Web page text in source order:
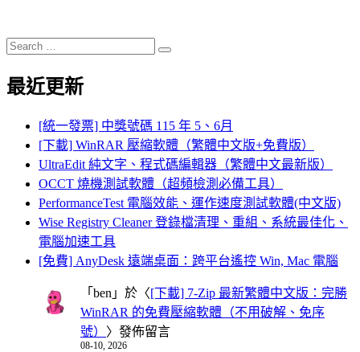
Search
for:
Search
最近更新
[統一發票] 中獎號碼 115 年 5、6月
[下載] WinRAR 壓縮軟體（繁體中文版+免費版）
UltraEdit 純文字、程式碼編輯器（繁體中文最新版）
OCCT 燒機測試軟體（超頻檢測必備工具）
PerformanceTest 電腦效能、運作速度測試軟體(中文版)
Wise Registry Cleaner 登錄檔清理、重組、系統最佳化、
電腦加速工具
[免費] AnyDesk 遠端桌面：跨平台遙控 Win, Mac 電腦
「 ben 」於〈[下載] 7-Zip 最新繁體中文版：完勝
WinRAR 的免費壓縮軟體（不用破解、免序
號） 〉發佈留言
08-10, 2026